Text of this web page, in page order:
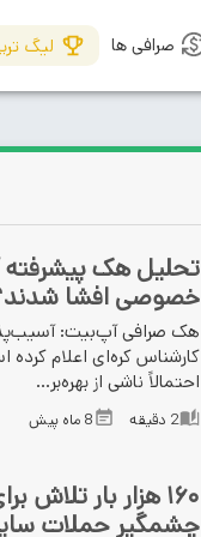
صرافی ها لیگ
تحلیل هک
خصوصی افشا
هک صرافی آپ‌بیت:
احتمالاً ناشی از بهره‌بر...
2 دقیقه 8 ماه پیش
۱۶۰ هزار بار
چشمگیر حملات